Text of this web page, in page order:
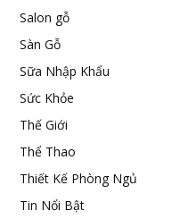
Salon gỗ
Sàn Gỗ
Sữa Nhập Khẩu
Sức Khỏe
Thế Giới
Thể Thao
Thiết Kế Phòng Ngủ
Tin Nổi Bật